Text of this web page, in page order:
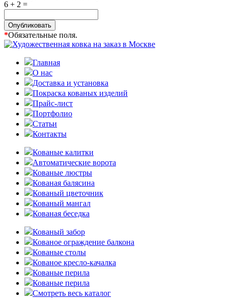
6 + 2 =
Опубликовать
*Обязательные поля.
Главная
О нас
Доставка и установка
Покраска кованых изделий
Прайс-лист
Портфолио
Статьи
Контакты
Кованые калитки
Автоматические ворота
Кованые люстры
Кованая балясина
Кованый цветочник
Кованый мангал
Кованая беседка
Кованый забор
Кованое ограждение балкона
Кованые столы
Кованое кресло-качалка
Кованые перила
Кованые перила
Смотреть весь каталог